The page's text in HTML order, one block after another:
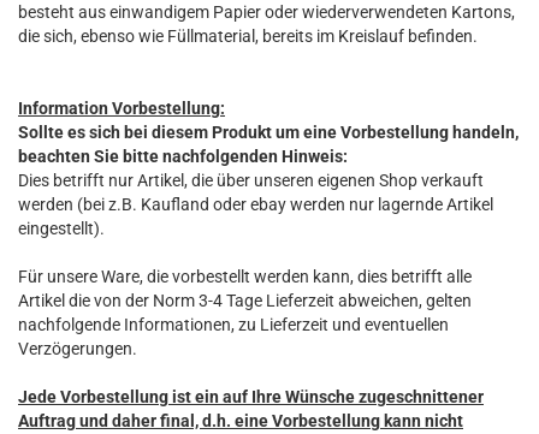
besteht aus einwandigem Papier oder wiederverwendeten Kartons,
die sich, ebenso wie Füllmaterial, bereits im Kreislauf befinden.
Information Vorbestellung:
Sollte es sich bei diesem Produkt um eine Vorbestellung handeln,
beachten Sie bitte nachfolgenden Hinweis:
Dies betrifft nur Artikel, die über unseren eigenen Shop verkauft
werden (bei z.B. Kaufland oder ebay werden nur lagernde Artikel
eingestellt).
Für unsere Ware, die vorbestellt werden kann, dies betrifft alle
Artikel die von der Norm 3-4 Tage Lieferzeit abweichen, gelten
nachfolgende Informationen, zu Lieferzeit und eventuellen
Verzögerungen.
Jede Vorbestellung ist ein auf Ihre Wünsche zugeschnittener
Auftrag und daher final, d.h. eine Vorbestellung kann nicht